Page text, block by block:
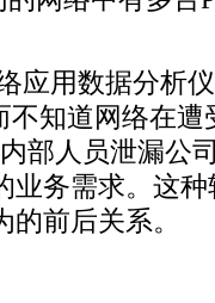
应用数据分析
不知道网络在
部人员泄漏公
业务需求。这
前后关系。